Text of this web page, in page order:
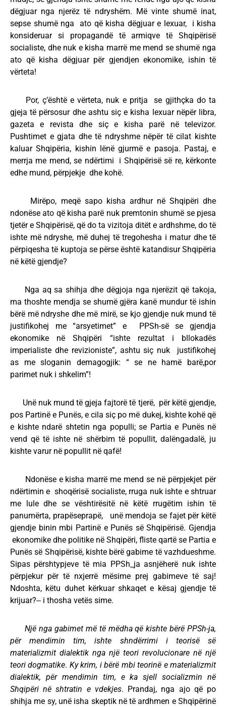
dëgjuar nga njerëz të ndryshëm. Më vinte shumë inat,
sepse shumë nga ato që kisha dëgjuar e lexuar, i kisha
konsideruar si propagandë të armiqve të Shqipërisë
socialiste, dhe nuk e kisha marrë me mend se shumë nga
ato që kisha dëgjuar për gjendjen ekonomike, ishin të
vërteta!
Por, ç’është e vërteta, nuk e pritja se gjithçka do ta
gjeja të përsosur dhe ashtu siç e kisha lexuar nëpër libra,
gazeta e revista dhe siç e kisha parë në televizor.
Pushtimet e gjata dhe të ndryshme nëpër të cilat kishte
kaluar Shqipëria, kishin lënë gjurmë e pasoja. Pastaj, e
merrja me mend, se ndërtimi i Shqipërisë së re, kërkonte
edhe mund, përpjekje dhe kohë.
Mirëpo, meqë sapo kisha ardhur në Shqipëri dhe
ndonëse ato që kisha parë nuk premtonin shumë se pjesa
tjetër e Shqipërisë, që do ta vizitoja ditët e ardhshme, do të
ishte më ndryshe, më duhej të tregohesha i matur dhe të
përpiqesha të kuptoja se përse është katandisur Shqipëria
në këtë gjendje?
Nga aq sa shihja dhe dëgjoja nga njerëzit që takoja,
ma thoshte mendja se shumë gjëra kanë mundur të ishin
bërë më ndryshe dhe më mirë, se kjo gjendje nuk mund të
justifikohej me “arsyetimet” e PPSh-së se gjendja
ekonomike në Shqipëri “ishte rezultat i bllokadës
imperialiste dhe revizioniste”, ashtu siç nuk justifikohej
as me sloganin demagogjik: “ se ne hamë barë,por
parimet nuk i shkelim”!
Unë nuk mund të gjeja fajtorë të tjerë, për këtë gjendje,
pos Partinë e Punës, e cila siç po më dukej, kishte kohë që
e kishte ndarë shtetin nga populli; se Partia e Punës në
vend që të ishte në shërbim të popullit, dalëngadalë, ju
kishte varur në popullit në qafë!
Ndonëse e kisha marrë me mend se në përpjekjet për
ndërtimin e shoqërisë socialiste, rruga nuk ishte e shtruar
me lule dhe se vështirësitë në këtë rrugëtim ishin të
panumërta, prapëseprapë, unë mendoja se fajet për këtë
gjendje binin mbi Partinë e Punës së Shqipërisë. Gjendja
ekonomike dhe politike në Shqipëri, fliste qartë se Partia e
Punës së Shqipërisë, kishte bërë gabime të vazhdueshme.
Sipas përshtypjeve të mia PPSh_ja asnjëherë nuk ishte
përpjekur për të nxjerrë mësime prej gabimeve të saj!
Ndoshta, këtu duhet kërkuar shkaqet e kësaj gjendje të
krijuar?‒ i thosha vetës sime.
Një nga gabimet më të mëdha që kishte bërë PPSh-ja,
për mendimin tim, ishte shndërrimi i teorisë së
materializmit dialektik nga një teori revolucionare në një
teori dogmatike. Ky krim, i bërë mbi teorinë e materializmit
dialektik, për mendimin tim, e ka sjell socializmin në
Shqipëri në shtratin e vdekjes. Prandaj, nga ajo që po
shihja me sy, unë isha skeptik në të ardhmen e Shqipërinë